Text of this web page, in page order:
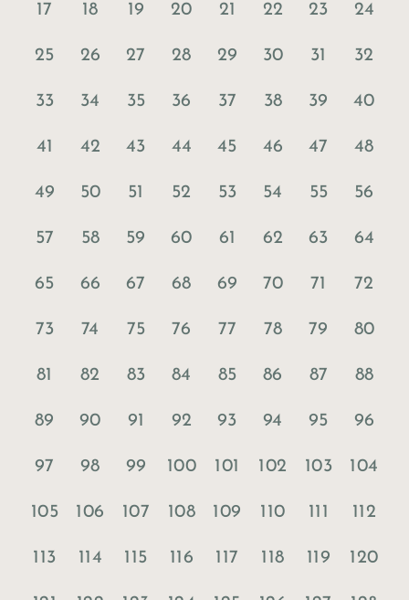
17 18 19 20 21 22 23 24
25 26 27 28 29 30 31 32
33 34 35 36 37 38 39 40
41 42 43 44 45 46 47 48
49 50 51 52 53 54 55 56
57 58 59 60 61 62 63 64
65 66 67 68 69 70 71 72
73 74 75 76 77 78 79 80
81 82 83 84 85 86 87 88
89 90 91 92 93 94 95 96
97 98 99 100 101 102 103 104
105 106 107 108 109 110 111 112
113 114 115 116 117 118 119 120